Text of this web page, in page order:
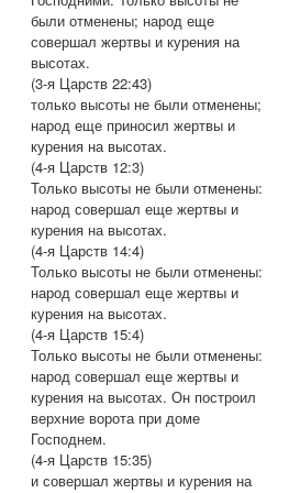
были отменены; народ еще
совершал жертвы и курения на
высотах.
(3-я Царств 22:43)
только высоты не были отменены;
народ еще приносил жертвы и
курения на высотах.
(4-я Царств 12:3)
Только высоты не были отменены:
народ совершал еще жертвы и
курения на высотах.
(4-я Царств 14:4)
Только высоты не были отменены:
народ совершал еще жертвы и
курения на высотах.
(4-я Царств 15:4)
Только высоты не были отменены:
народ совершал еще жертвы и
курения на высотах. Он построил
верхние ворота при доме
Господнем.
(4-я Царств 15:35)
и совершал жертвы и курения на